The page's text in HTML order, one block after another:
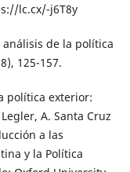
lc.cx/-j6T8y
análisis de la política
125-157.
política exterior:
A. Santa Cruz
a las
y la Política